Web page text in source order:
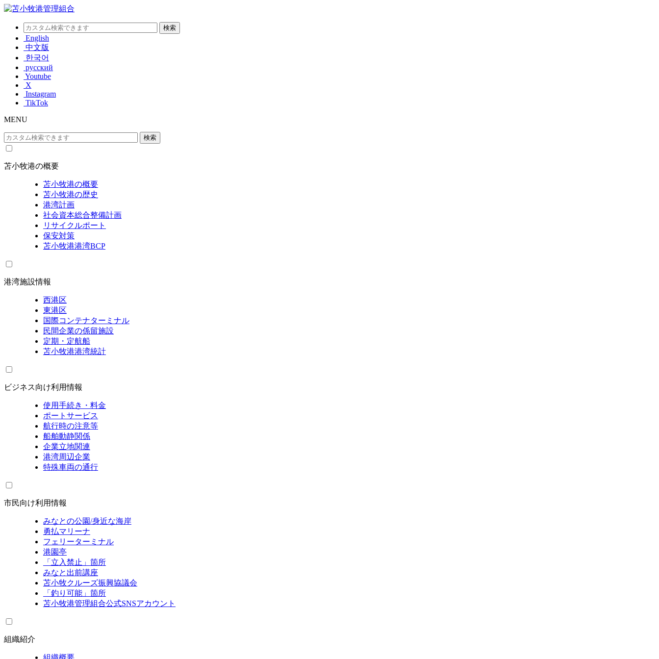
English
中文版
한국어
русский
Youtube
X
Instagram
TikTok
MENU
苫小牧港の概要
苫小牧港の概要
苫小牧港の歴史
港湾計画
社会資本総合整備計画
リサイクルポート
保安対策
苫小牧港港湾BCP
港湾施設情報
西港区
東港区
国際コンテナターミナル
民間企業の係留施設
定期・定航船
苫小牧港港湾統計
ビジネス向け利用情報
使用手続き・料金
ポートサービス
航行時の注意等
船舶動静関係
企業立地関連
港湾周辺企業
特殊車両の通行
市民向け利用情報
みなとの公園/身近な海岸
勇払マリーナ
フェリーターミナル
港園亭
「立入禁止」箇所
みなと出前講座
苫小牧クルーズ振興協議会
「釣り可能」箇所
苫小牧港管理組合公式SNSアカウント
組織紹介
組織概要